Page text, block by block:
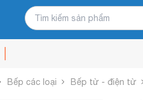
Bếp các loại Bếp từ - điện từ